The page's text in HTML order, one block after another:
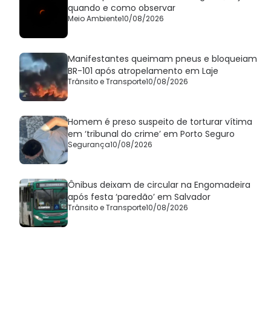
quando e como observar
Meio Ambiente10/08/2026
Manifestantes queimam pneus e bloqueiam
BR-101 após atropelamento em Laje
Trânsito e Transporte10/08/2026
Homem é preso suspeito de torturar vítima
em ‘tribunal do crime’ em Porto Seguro
Segurança10/08/2026
Ônibus deixam de circular na Engomadeira
após festa ‘paredão’ em Salvador
Trânsito e Transporte10/08/2026